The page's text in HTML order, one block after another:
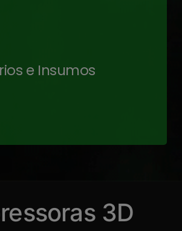
e Insumos
3D